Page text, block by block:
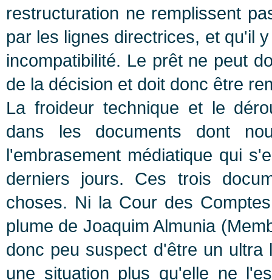
restructuration ne remplissent
par les lignes directrices, et qu'il
incompatibilité. Le prêt ne peut
de la décision et doit donc être
La froideur technique et le
dans les documents dont
l'embrasement médiatique qui
derniers jours. Ces trois
choses. Ni la Cour des
plume de Joaquim Almunia
donc peu suspect d'être un
une situation plus qu'elle ne